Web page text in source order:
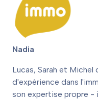
Nadia
Lucas, Sarah et Michel
d'expérience dans
son expertise propre